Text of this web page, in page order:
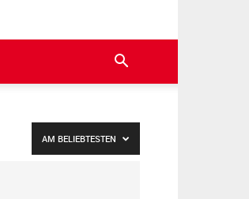
AM BELIEBTESTEN